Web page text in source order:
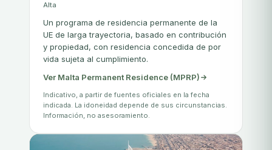
Alta
Un programa de residencia permanente de la
UE de larga trayectoria, basado en contribución
y propiedad, con residencia concedida de por
vida sujeta al cumplimiento.
Ver Malta Permanent Residence (MPRP)
Indicativo, a partir de fuentes oficiales en la fecha
indicada. La idoneidad depende de sus circunstancias.
Información, no asesoramiento.